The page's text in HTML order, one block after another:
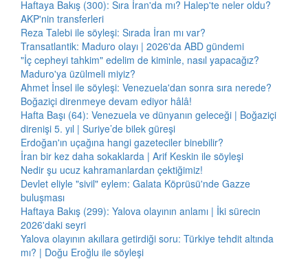
Haftaya Bakış (300): Sıra İran'da mı? Halep'te neler oldu?
AKP'nin transferleri
Reza Talebi ile söyleşi: Sırada İran mı var?
Transatlantik: Maduro olayı | 2026'da ABD gündemi
"İç cepheyi tahkim" edelim de kiminle, nasıl yapacağız?
Maduro'ya üzülmeli miyiz?
Ahmet İnsel ile söyleşi: Venezuela'dan sonra sıra nerede?
Boğaziçi direnmeye devam ediyor hâlâ!
Hafta Başı (64): Venezuela ve dünyanın geleceği | Boğaziçi
direnişi 5. yıl | Suriye’de bilek güreşi
Erdoğan'ın uçağına hangi gazeteciler binebilir?
İran bir kez daha sokaklarda | Arif Keskin ile söyleşi
Nedir şu ucuz kahramanlardan çektiğimiz!
Devlet eliyle "sivil" eylem: Galata Köprüsü'nde Gazze
buluşması
Haftaya Bakış (299): Yalova olayının anlamı | İki sürecin
2026'daki seyri
Yalova olayının akıllara getirdiği soru: Türkiye tehdit altında
mı? | Doğu Eroğlu ile söyleşi